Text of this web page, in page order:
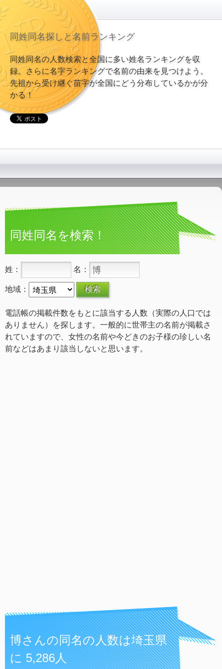
同姓同名探しと名前ランキング
同姓同名の人数検索と全国に多い姓名ランキングを収
録。さらに名字ランキングで名前の由来を見つけよう。
先祖から受け継ぐ苗字が全国にどう分布しているかが分
かる！
同姓同名を検索！
姓： 名：
地域：
電話帳の掲載件数をもとに該当する人数（実際の人口では
ありません）を探します。一般的に世帯主の名前が掲載さ
れていますので、女性の名前や今どきのお子様の珍しい名
前などはあまり該当しないと思います。
博さんの同名の人数は埼玉県
に 5,286人